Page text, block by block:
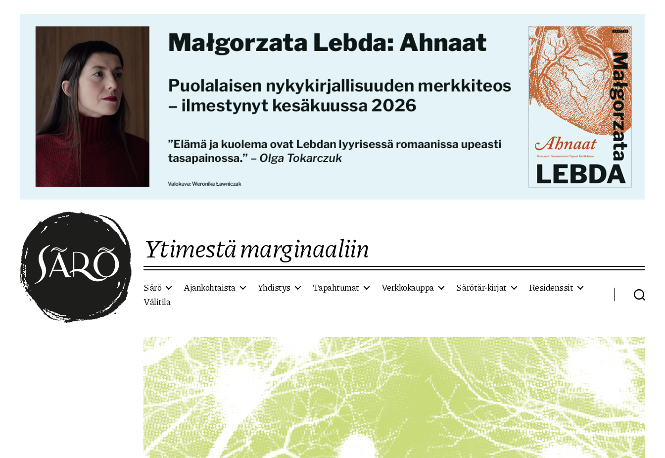
Ytimestä marginaaliin
Särö Ajankohtaista Yhdistys Tapahtumat Verkkokauppa Särötär-kirjat
Residenssit
Välitila
Haku